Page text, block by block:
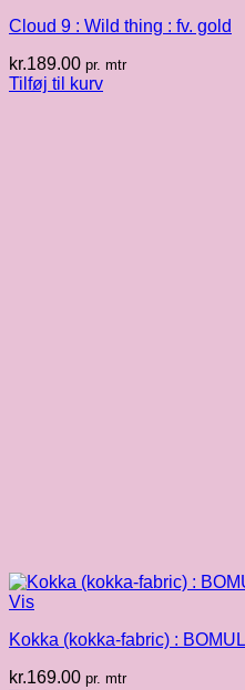
Cloud 9 : Wild thing : fv. gold
kr.189.00 pr. mtr
Tilføj til kurv
Vis
Kokka (kokka-fabric) :
kr.169.00 pr. mtr